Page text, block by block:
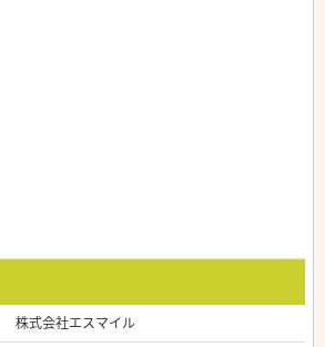
株式会社エスマイル